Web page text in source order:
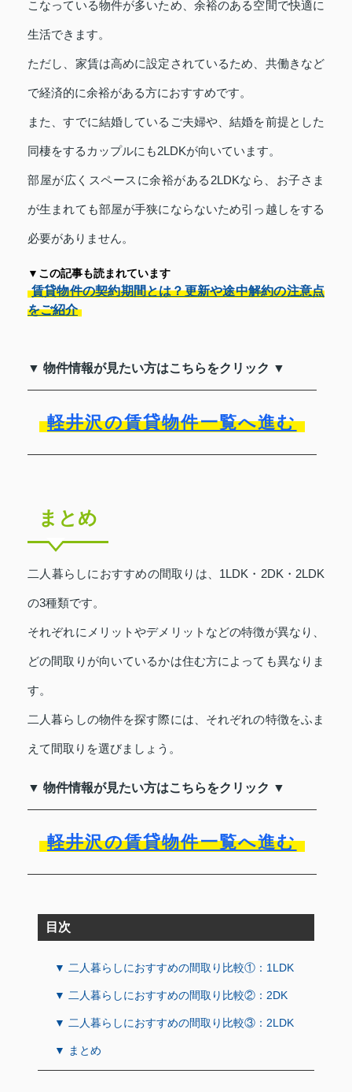
こなっている物件が多いため、余裕のある空間で快適に
生活できます。
ただし、家賃は高めに設定されているため、共働きなど
で経済的に余裕がある方におすすめです。
また、すでに結婚しているご夫婦や、結婚を前提とした
同棲をするカップルにも2LDKが向いています。
部屋が広くスペースに余裕がある2LDKなら、お子さま
が生まれても部屋が手狭にならないため引っ越しをする
必要がありません。
▼この記事も読まれています
賃貸物件の契約期間とは？更新や途中解約の注意点
をご紹介
▼ 物件情報が見たい方はこちらをクリック ▼
軽井沢の賃貸物件一覧へ進む
まとめ
二人暮らしにおすすめの間取りは、1LDK・2DK・2LDK
の3種類です。
それぞれにメリットやデメリットなどの特徴が異なり、
どの間取りが向いているかは住む方によっても異なりま
す。
二人暮らしの物件を探す際には、それぞれの特徴をふま
えて間取りを選びましょう。
▼ 物件情報が見たい方はこちらをクリック ▼
軽井沢の賃貸物件一覧へ進む
目次
▼ 二人暮らしにおすすめの間取り比較①：1LDK
▼ 二人暮らしにおすすめの間取り比較②：2DK
▼ 二人暮らしにおすすめの間取り比較③：2LDK
▼ まとめ